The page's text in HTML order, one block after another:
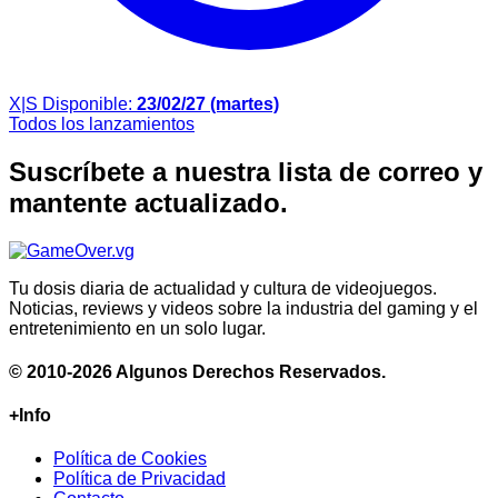
X|S Disponible: 23/02/27 (martes)
Todos los lanzamientos
Suscríbete a nuestra lista de correo y
mantente actualizado.
Tu dosis diaria de actualidad y cultura de videojuegos.
Noticias, reviews y videos sobre la industria del gaming y el
entretenimiento en un solo lugar.
© 2010-2026 Algunos Derechos Reservados.
+Info
Política de Cookies
Política de Privacidad